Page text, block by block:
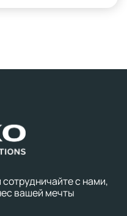
с нами,
вашей мечты